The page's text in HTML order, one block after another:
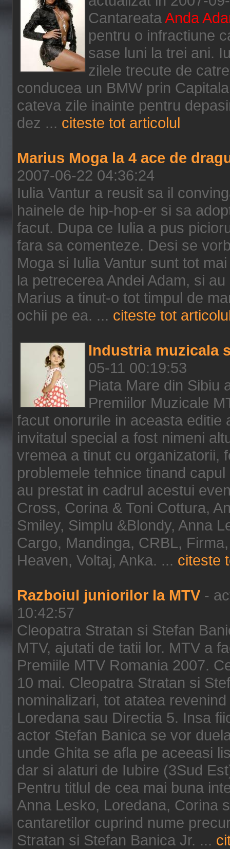
CantareataAnda
pentru o infractiune
sase luni la trei ani.
zilele trecute de
conducea un BMW prin
cateva zile inainte pentru
dez ... citeste tot articolul
Marius Moga la 4 ace de
2007-06-22 04:36:24
Iulia Vantur a reusit sa il
hainele de hip-hop-er si sa
facut. Dupa ce Iulia a pus
fara sa comenteze. Desi se
Moga si Iulia Vantur sunt tot
la petrecerea Andei Adam, si
Marius a tinut-o tot timpul de
ochii pe ea. ... citeste tot
Industria muzicala
05-11 00:19:53
Piata Mare din Sibiu
Premiilor Muzicale
facut onorurile in aceasta
invitatul special a fost nimeni
vremea a tinut cu organizatorii,
problemele tehnice tinand
au prestat in cadrul acestui
Cross, Corina & Toni Cottura,
Smiley, Simplu &Blondy, Anna
Cargo, Mandinga, CRBL,
Heaven, Voltaj, Anka. ... citeste
Razboiul juniorilor la MTV -
10:42:57
Cleopatra Stratan si Stefan
MTV, ajutati de tatii lor. MTV a
Premiile MTV Romania 2007.
10 mai. Cleopatra Stratan si
nominalizari, tot atatea
Loredana sau Directia 5. Insa
actor Stefan Banica se vor
unde Ghita se afla pe aceeasi
dar si alaturi de Iubire (3Sud
Pentru titlul de cea mai buna
Anna Lesko, Loredana, Corina
cantaretilor cuprind nume
Stratan si Stefan Banica Jr. ...